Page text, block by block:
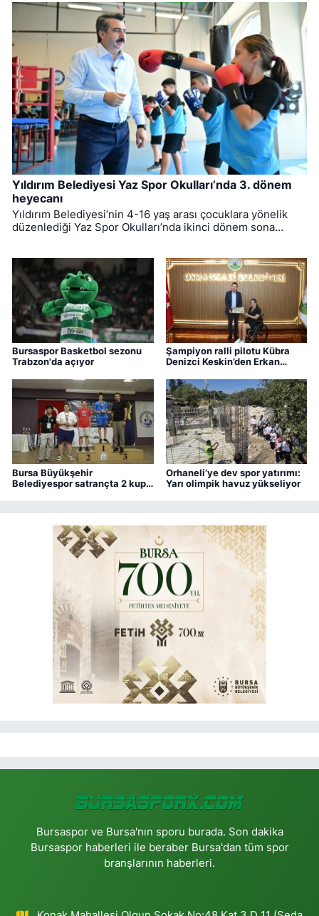
Yıldırım Belediyesi Yaz Spor Okulları’nda 3. dönem
heyecanı
Yıldırım Belediyesi’nin 4-16 yaş arası çocuklara yönelik
düzenlediği Yaz Spor Okulları’nda ikinci dönem sona
Bursaspor Basketbol sezonu
Trabzon'da açıyor
Şampiyon ralli pilotu Kübra
Denizci Keskin’den Erkan
Bursa Büyükşehir
Belediyespor satrançta 2 kupa
Orhaneli’ye dev spor yatırımı:
Yarı olimpik havuz yükseliyor
Bursaspor ve Bursa'nın sporu burada. Son dakika
Bursaspor haberleri ile beraber Bursa'dan tüm spor
branşlarının haberleri.